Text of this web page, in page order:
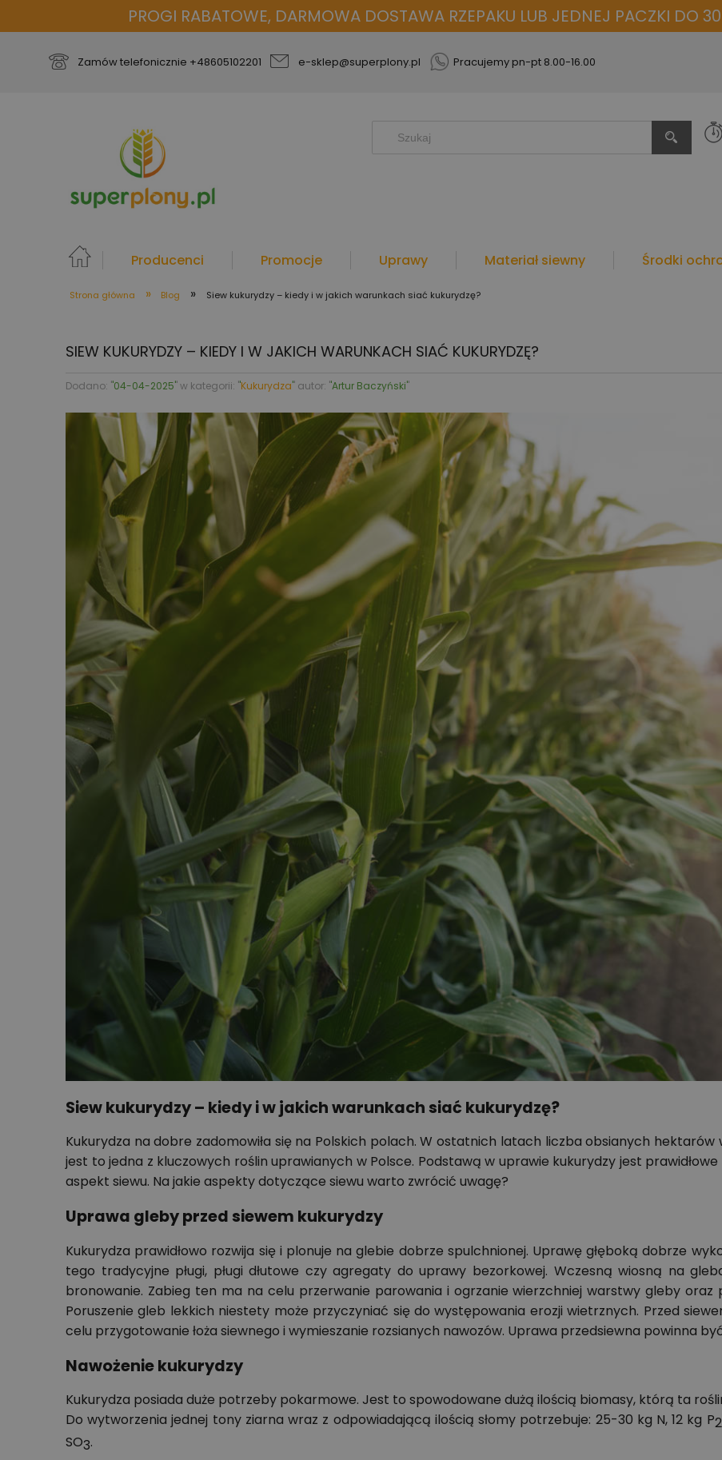
PROGI RABATOWE, DARMOWA DOSTAWA RZEPAKU LUB JEDNEJ PACZKI DO
Zamów telefonicznie +48605102201 e-sklep@superplony.pl Pracujemy pn-pt 8.00-16.00
Producenci Promocje Uprawy Materiał siewny Środki
więcej
Strona główna » Blog » Siew kukurydzy – kiedy i w jakich warunkach siać kukurydzę?
SIEW KUKURYDZY – KIEDY I W JAKICH WARUNKACH SIAĆ KUKURYDZĘ?
Dodano: ''04-04-2025'' w kategorii: ''Kukurydza'' autor: ''Artur Baczyński''
Siew kukurydzy – kiedy i w jakich warunkach siać kukurydzę?
Kukurydza na dobre zadomowiła się na Polskich polach. W ostatnich latach liczba obsianych hektarów
jest to jedna z kluczowych roślin uprawianych w Polsce. Podstawą w uprawie kukurydzy jest
aspekt siewu. Na jakie aspekty dotyczące siewu warto zwrócić uwagę?
Uprawa gleby przed siewem kukurydzy
Kukurydza prawidłowo rozwija się i plonuje na glebie dobrze spulchnionej. Uprawę głęboką dobrze
tego tradycyjne pługi, pługi dłutowe czy agregaty do uprawy bezorkowej. Wczesną wiosną na
bronowanie. Zabieg ten ma na celu przerwanie parowania i ogrzanie wierzchniej warstwy gleby oraz
Poruszenie gleb lekkich niestety może przyczyniać się do występowania erozji wietrznych. Przed
celu przygotowanie łoża siewnego i wymieszanie rozsianych nawozów. Uprawa przedsiewna powinna
Nawożenie kukurydzy
Kukurydza posiada duże potrzeby pokarmowe. Jest to spowodowane dużą ilością biomasy, którą ta
Do wytworzenia jednej tony ziarna wraz z odpowiadającą ilością słomy potrzebuje: 25-30 kg N, 12 kg P2
SO3.